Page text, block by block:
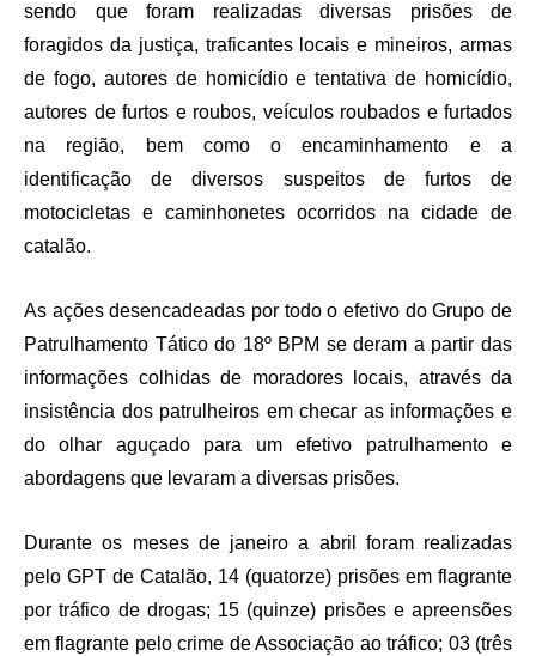
sendo que foram realizadas diversas prisões de
foragidos da justiça, traficantes locais e mineiros, armas
de fogo, autores de homicídio e tentativa de homicídio,
autores de furtos e roubos, veículos roubados e furtados
na região, bem como o encaminhamento e a
identificação de diversos suspeitos de furtos de
motocicletas e caminhonetes ocorridos na cidade de
catalão.
As ações desencadeadas por todo o efetivo do Grupo de
Patrulhamento Tático do 18º BPM se deram a partir das
informações colhidas de moradores locais, através da
insistência dos patrulheiros em checar as informações e
do olhar aguçado para um efetivo patrulhamento e
abordagens que levaram a diversas prisões.
Durante os meses de janeiro a abril foram realizadas
pelo GPT de Catalão, 14 (quatorze) prisões em flagrante
por tráfico de drogas; 15 (quinze) prisões e apreensões
em flagrante pelo crime de Associação ao tráfico; 03 (três